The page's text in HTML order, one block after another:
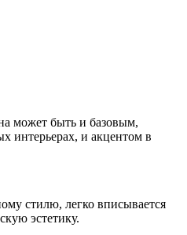
может быть и базовым,
интерьерах, и акцентом в
стилю, легко вписывается
эстетику.